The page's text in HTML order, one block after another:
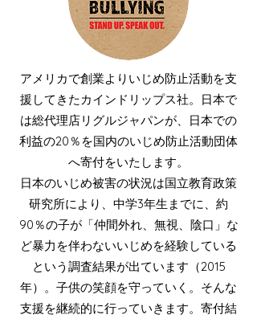
アメリカで創業よりいじめ防止活動を支
援してきたカインドリップス社。日本で
は総代理店リグルジャパンが、日本での
利益の20％を国内のいじめ防止活動団体
へ寄付をいたします。
日本のいじめ被害の状況は国立教育政策
研究所により、中学3年生までに、約
90％の子が「仲間外れ、無視、陰口」な
ど暴力を伴わないいじめを経験している
という調査結果が出ています（2015
年）。子供の笑顔を守っていく。そんな
支援を継続的に行っていきます。寄付結